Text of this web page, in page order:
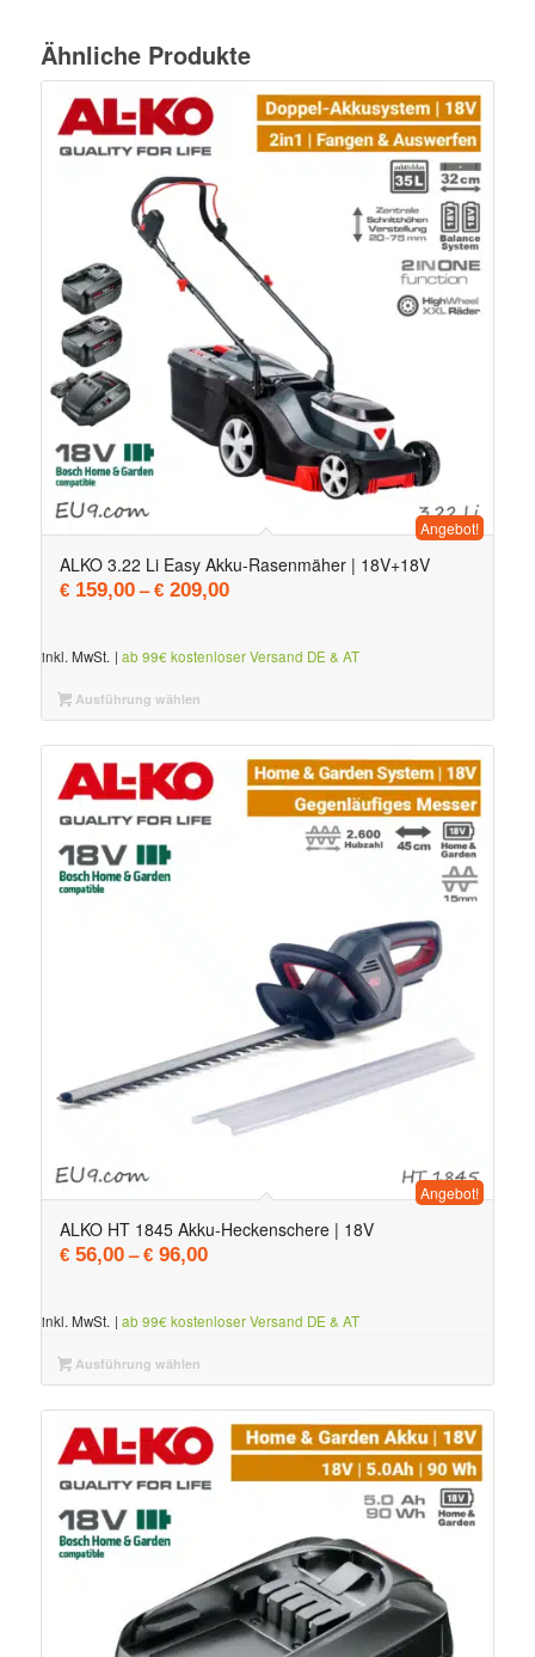
Ähnliche Produkte
ALKO 3.22 Li Easy Akku-Rasenmäher | 18V+18V
€159,00–€209,00
Angebot!
inkl. MwSt. | ab 99€ kostenloser Versand DE & AT
Ausführung wählen
ALKO HT 1845 Akku-Heckenschere | 18V
€56,00–€96,00
Angebot!
inkl. MwSt. | ab 99€ kostenloser Versand DE & AT
Ausführung wählen